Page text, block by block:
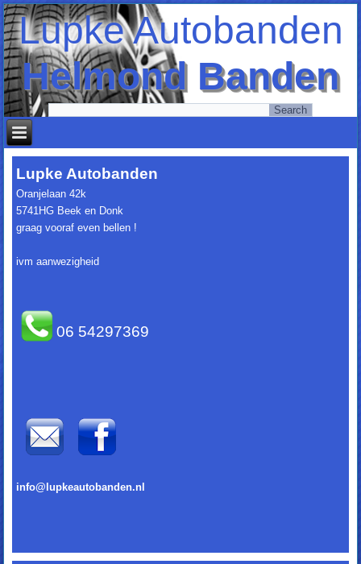
Lupke Autobanden
Helmond Banden
Lupke Autobanden
Oranjelaan 42k
5741HG Beek en Donk
graag vooraf even bellen !
ivm aanwezigheid
06 54297369
info@lupkeautobanden.nl